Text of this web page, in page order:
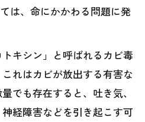
は、命にかかわる問題に発
キシン」と呼ばれるカビ毒
れはカビが放出する有害な
でも存在すると、吐き気、
経障害などを引き起こす可